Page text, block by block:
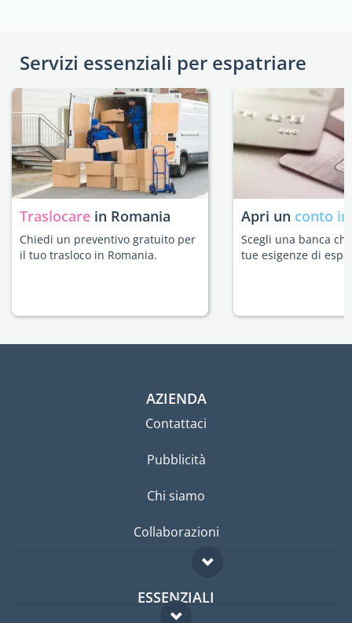
Servizi essenziali per espatriare
Traslocare in Romania
Chiedi un preventivo gratuito per
il tuo trasloco in Romania.
Apri un conto
Scegli una banca
tue esigenze di
AZIENDA
Contattaci
Pubblicità
Chi siamo
Collaborazioni
ESSENZIALI